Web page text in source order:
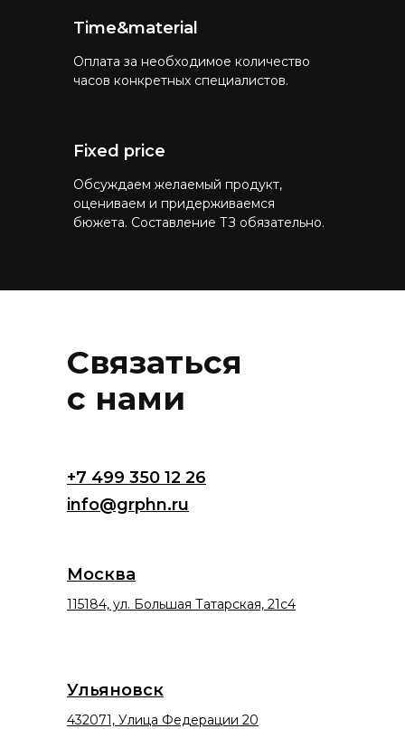
Time&material
Оплата за необходимое количество
часов конкретных специалистов.
Fixed price
Обсуждаем желаемый продукт,
оцениваем и придерживаемся
бюжета. Составление ТЗ обязательно.
Связаться
с нами
info@grphn.ru
+7 499 350 12 26
115184, ул. Большая Татарская, 21с4
Москва
432071, Улица Федерации 20
Ульяновск